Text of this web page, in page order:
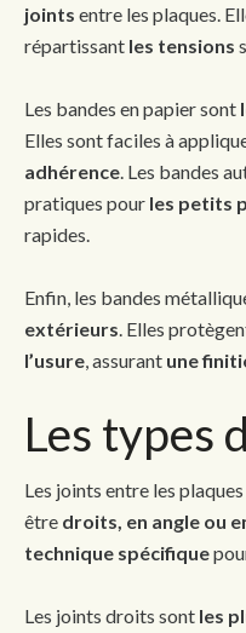
joints entre les plaques.
répartissant les tensions
Les bandes en papier sont
Elles sont faciles à
adhérence . Les bandes
pratiques pour les petits
rapides.
Enfin, les bandes
extérieurs . Elles
l’usure , assurant une
Les types
Les joints entre les
être droits, en angle ou
technique spécifique
Les joints droits sont les